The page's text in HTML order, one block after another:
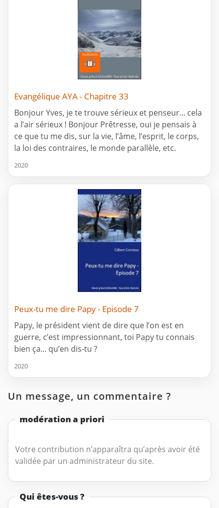
Evangélique AYA - Chapitre 33
Bonjour Yves, je te trouve sérieux et penseur... cela
a l’air sérieux ! Bonjour Prêtresse, oui je pensais à
ce que tu me dis, sur la vie, l’âme, l’esprit, le corps,
la loi des contraires, le monde parallèle, etc.
2020
Peux-tu me dire Papy - Episode 7
Papy, le président vient de dire que l’on est en
guerre, c’est impressionnant, toi Papy tu connais
bien ça... qu’en dis-tu ?
2020
Un message, un commentaire ?
modération a priori
Votre contribution n’apparaîtra qu’après avoir été
validée par un administrateur du site.
Qui êtes-vous ?